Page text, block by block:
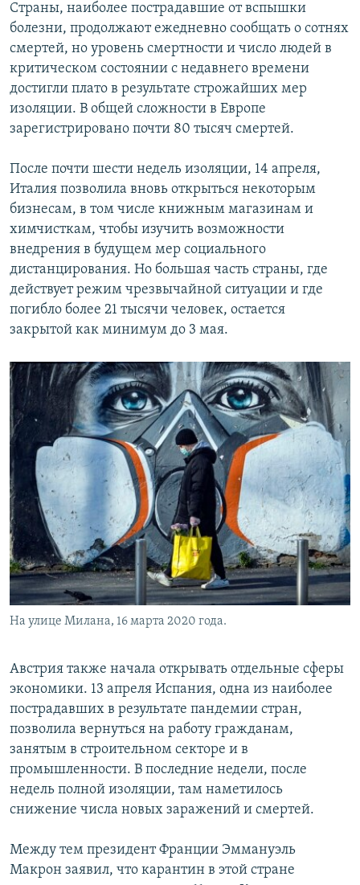
Страны, наиболее пострадавшие от вспышки
болезни, продолжают ежедневно сообщать о сотнях
смертей, но уровень смертности и число людей в
критическом состоянии с недавнего времени
достигли плато в результате строжайших мер
изоляции. В общей сложности в Европе
зарегистрировано почти 80 тысяч смертей.
После почти шести недель изоляции, 14 апреля,
Италия позволила вновь открыться некоторым
бизнесам, в том числе книжным магазинам и
химчисткам, чтобы изучить возможности
внедрения в будущем мер социального
дистанцирования. Но большая часть страны, где
действует режим чрезвычайной ситуации и где
погибло более 21 тысячи человек, остается
закрытой как минимум до 3 мая.
На улице Милана, 16 марта 2020 года.
Австрия также начала открывать отдельные сферы
экономики. 13 апреля Испания, одна из наиболее
пострадавших в результате пандемии стран,
позволила вернуться на работу гражданам,
занятым в строительном секторе и в
промышленности. В последние недели, после
недель полной изоляции, там наметилось
снижение числа новых заражений и смертей.
Между тем президент Франции Эммануэль
Макрон заявил, что карантин в этой стране